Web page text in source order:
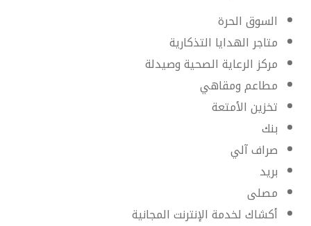
السوق الحرة
متاجر الهدايا التذكارية
مركز الرعاية الصحية وصيدلة
مطاعم ومقاهي
تخزين الأمتعة
بنك
صراف آلي
بريد
مصلى
أكشاك لخدمة الإنترنت المجانية